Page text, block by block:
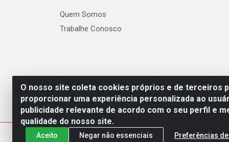
O nosso site coleta cookies próprios e de terceiros
proporcionar uma experiência personalizada ao
publicidade relevante de acordo com o seu perfil e
qualidade do nosso site.
Aceito Negar não essenciais Preferências
Quem Somos
Trabalhe Conosco
Polybalas - Rua João Miguel